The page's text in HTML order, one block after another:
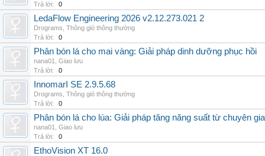
Trả lời:
0
LedaFlow Engineering 2026 v2.12.273.021 2
Drograms Thông gió thông thường
Trả lời:
0
Phân bón lá cho mai vàng: Giải pháp dinh dưỡng phục hồi
nana01
Giao lưu
Trả lời:
0
InnomarI SE 2.9.5.68
Drograms Thông gió thông thường
Trả lời:
0
Phân bón lá cho lúa: Giải pháp tăng năng suất từ chuyên gia
nana01
Giao lưu
Trả lời:
0
EthoVision XT 16.0